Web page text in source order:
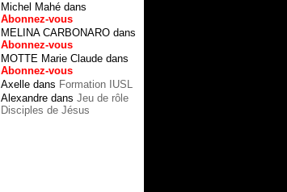
Michel Mahé dans
Abonnez-vous
MELINA CARBONARO dans
Abonnez-vous
MOTTE Marie Claude dans
Abonnez-vous
Axelle dans Formation IUSL
Alexandre dans Jeu de rôle
Disciples de Jésus